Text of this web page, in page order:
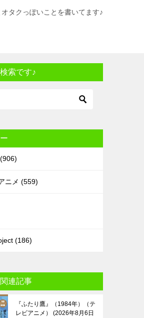
タクっぽいことを書いてます♪
索です♪
ニメ (559)
(186)
連記事
『ふたり鷹』（1984年）（テ
レビアニメ）
2026年8月6日